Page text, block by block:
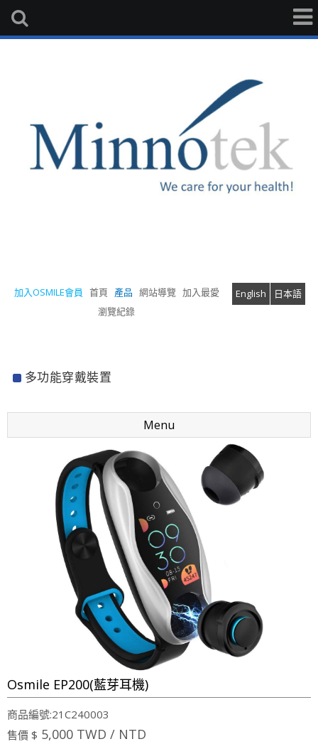
加入OSMILE會員 首頁 產品 網站導覽 English 日本語
加入最愛
瀏覽紀錄
多功能穿戴裝置
Menu
Osmile EP200(藍芽耳機)
商品編號:21C240003
售價 $ 5,000 TWD / NTD